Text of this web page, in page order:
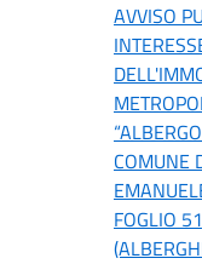
AVVISO
COMUNE
FOGLIO